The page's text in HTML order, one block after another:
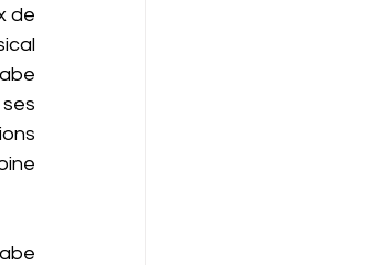
de